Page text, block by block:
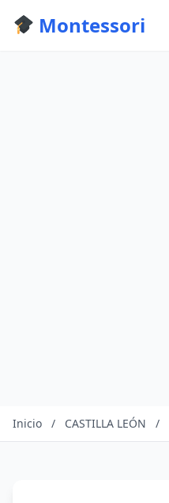
Montessori
Inicio / CASTILLA LEÓN /